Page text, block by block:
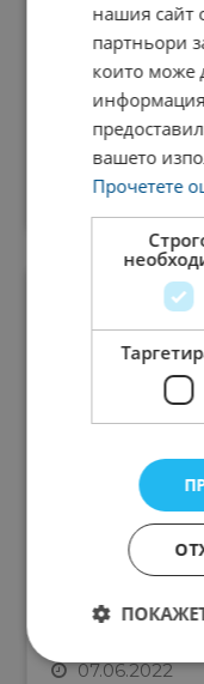
Медите
Масажисти
07.06.2022
Сандански
Медите
Камериери
07.06.2022
нашия сайт
партньори
които може
вашето
Прочетете